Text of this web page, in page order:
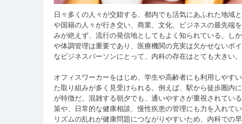
日々多くの人々が交錯する、都内でも活気にあふれた地域
や国籍の人々が行き交い、商業、文化、ビジネスの最先端
みが絶えず、流行の発信地としてもよく知られている。し
や体調管理は重要であり、医療機関の充実は欠かせないポ
なビジネスパーソンにとって、内科の存在はとても大きい。
オフィスワーカーをはじめ、学生や高齢者にも利用しやす
た取り組みが多く見受けられる。例えば、駅から徒歩圏内
が特徴だ。混雑する朝夕でも、通いやすさが重視されてい
策や、日常的な健康相談、慢性疾患の管理にも力を入れて
リズムの乱れが健康問題につながりやすいため、内科での